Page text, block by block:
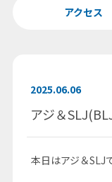
アクセス
2025.06.06
アジ＆
本日はアジ＆SLJ